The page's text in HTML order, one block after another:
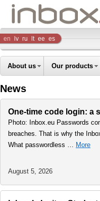
Inbox
Company
en lv ru lt ee es
About us Our products
News
One-time code login: a
Photo: Inbox.eu Passwords
breaches. That is why the
What passwordless … More
August 5, 2026